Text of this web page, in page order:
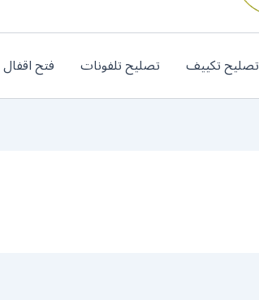
تصليح تكييف تصليح تلفونات فتح اقفال